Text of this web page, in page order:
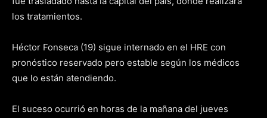
los tratamientos.
Héctor Fonseca (19) sigue internado en el HRE con
pronóstico reservado pero estable según los médicos
que lo están atendiendo.
El suceso ocurrió en horas de la mañana del jueves